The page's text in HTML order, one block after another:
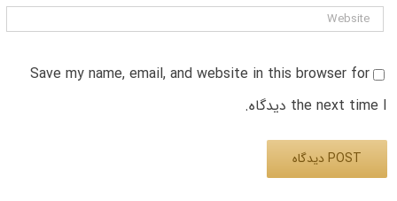
Save my name, email, and website in this browser for
the next time I دیدگاه.